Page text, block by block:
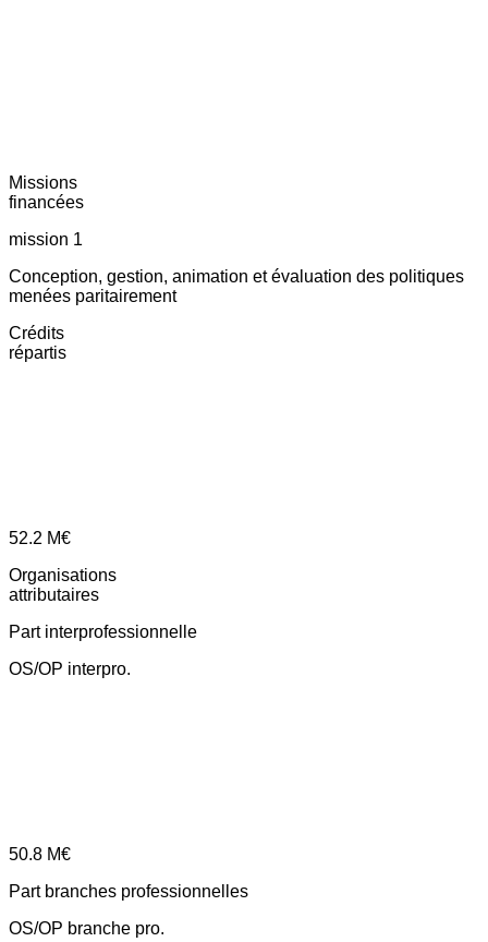
Missions
financées
mission 1
Conception, gestion, animation et évaluation des politiques
menées paritairement
Crédits
répartis
52.2 M€
Organisations
attributaires
Part interprofessionnelle
OS/OP interpro.
50.8 M€
Part branches professionnelles
OS/OP branche pro.